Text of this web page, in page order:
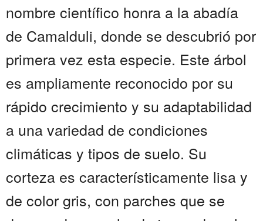
nombre científico honra a la abadía
de Camalduli, donde se descubrió por
primera vez esta especie. Este árbol
es ampliamente reconocido por su
rápido crecimiento y su adaptabilidad
a una variedad de condiciones
climáticas y tipos de suelo. Su
corteza es característicamente lisa y
de color gris, con parches que se